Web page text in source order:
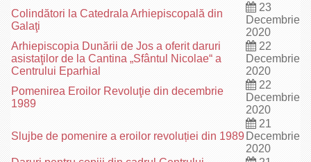
Colindători la Catedrala Arhiepiscopală din
Galaţi
23
Decembrie
2020
Arhiepiscopia Dunării de Jos a oferit daruri
asistaţilor de la Cantina „Sfântul Nicolae“ a
Centrului Eparhial
22
Decembrie
2020
Pomenirea Eroilor Revoluţie din decembrie
1989
22
Decembrie
2020
Slujbe de pomenire a eroilor revoluției din 1989
21
Decembrie
2020